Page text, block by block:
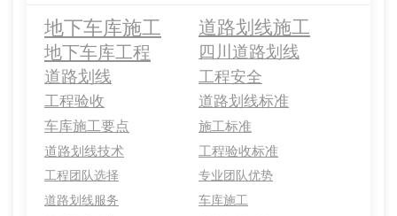
地下车库施工
道路划线施工
地下车库工程
四川道路划线
道路划线 工程安全
工程验收 道路划线标准
车库施工要点
施工标准
道路划线技术
工程验收标准
工程团队选择
专业团队优势
道路划线服务
车库施工